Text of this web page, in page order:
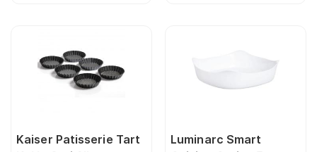
Kaiser Patisserie Tart
Luminarc Smart